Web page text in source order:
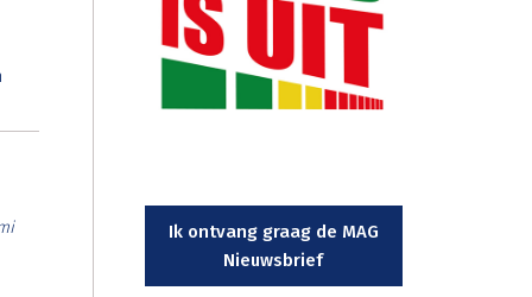
Ik ontvang graag de MAG
Nieuwsbrief